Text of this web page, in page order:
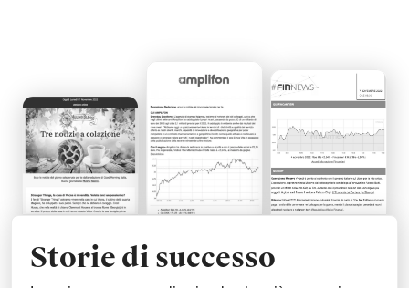
Storie di successo